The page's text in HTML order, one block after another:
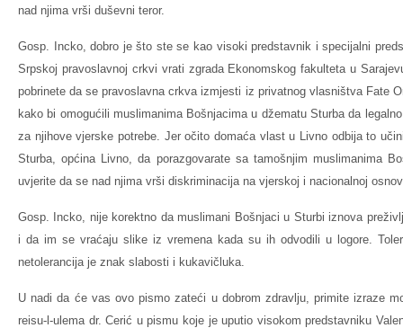
nad njima vrši duševni teror.
Gosp. Incko, dobro je što ste se kao visoki predstavnik i specijalni
Srpskoj pravoslavnoj crkvi vrati zgrada Ekonomskog fakulteta u
pobrinete da se pravoslavna crkva izmjesti iz privatnog vlasništva Fate
kako bi omogućili muslimanima Bošnjacima u džematu Sturba da
za njihove vjerske potrebe. Jer očito domaća vlast u Livno odbija to
Sturba, općina Livno, da porazgovarate sa tamošnjim muslimanima
uvjerite da se nad njima vrši diskriminacija na vjerskoj i nacionalnoj
Gosp. Incko, nije korektno da muslimani Bošnjaci u Sturbi iznova
i da im se vraćaju slike iz vremena kada su ih odvodili u logore.
netolerancija je znak slabosti i kukavičluka.
U nadi da će vas ovo pismo zateći u dobrom zdravlju, primite izraze
reisu-l-ulema dr. Cerić u pismu koje je uputio visokom predstavniku